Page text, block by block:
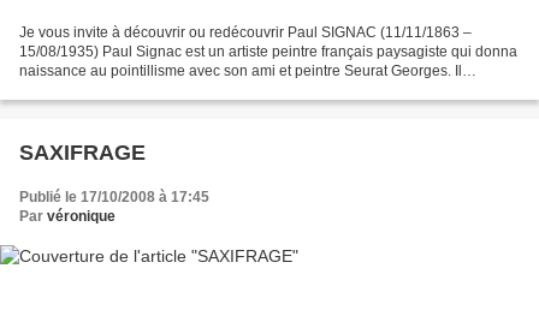
Je vous invite à découvrir ou redécouvrir Paul SIGNAC (11/11/1863 –
15/08/1935) Paul Signac est un artiste peintre français paysagiste qui donna
naissance au pointillisme avec son ami et peintre Seurat Georges. Il
SAXIFRAGE
Publié le 17/10/2008 à 17:45
Par véronique